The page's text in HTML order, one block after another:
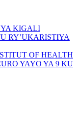
KIGALI
RY’UKARISTIYA
OF HEALTH
YAYO YA 9 KU